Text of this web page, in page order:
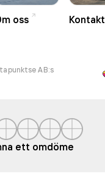
oss Kontakt
AB:s
ett omdöme